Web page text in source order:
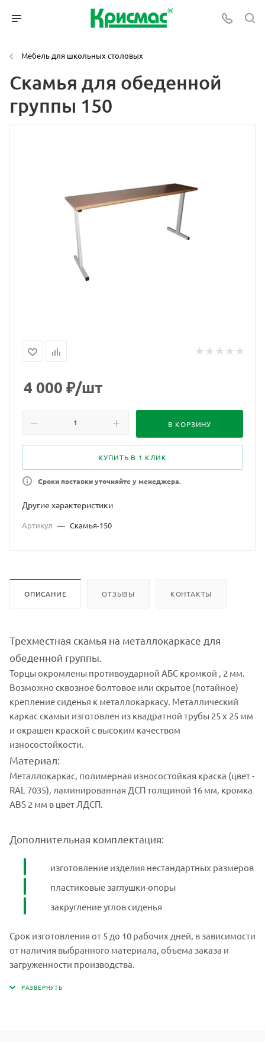
Мебель для школьных столовых
Скамья для обеденной
группы 150
4 000 ₽/шт
В КОРЗИНУ
КУПИТЬ В 1 КЛИК
Сроки поставки уточняйте у менеджера.
Другие характеристики
Артикул — Скамья-150
ОПИСАНИЕ ОТЗЫВЫ КОНТАКТЫ
Трехместная скамья на металлокаркасе для
обеденной группы.
Торцы окромлены противоударной АБС кромкой , 2 мм.
Возможно сквозное болтовое или скрытое (потайное)
крепление сиденья к металлокаркасу. Металлический
каркас скамьи изготовлен из квадратной трубы 25 х 25 мм
и окрашен краской с высоким качеством
износостойкости.
Материал:
Металлокаркас, полимерная износостойкая краска (цвет -
RAL 7035), ламинированная ДСП толщиной 16 мм, кромка
ABS 2 мм в цвет ЛДСП.
Дополнительная комплектация:
изготовление изделия нестандартных размеров
пластиковые заглушки-опоры
закругление углов сиденья
Срок изготовления от 5 до 10 рабочих дней, в зависимости
от наличия выбранного материала, объема заказа и
загруженности производства.